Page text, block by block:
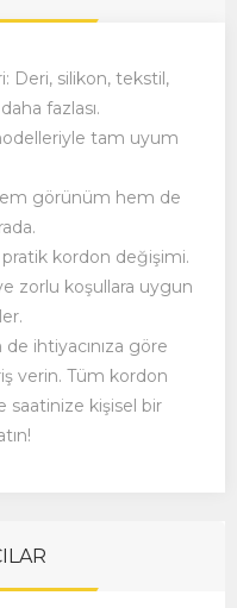
Deri, silikon, tekstil,
fazlası.
tam uyum
görünüm hem de
pratik kordon değişimi.
zorlu koşullara uygun
ihtiyacınıza göre
verin. Tüm kordon
saatinize kişisel bir